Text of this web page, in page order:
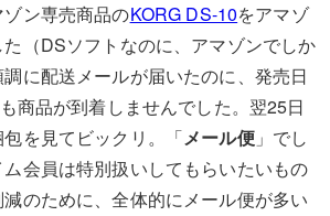
ン専売商品のKORG DS-10をアマゾ
（DSソフトなのに、アマゾンでしか
に配送メールが届いたのに、発売日
商品が到着しませんでした。翌25日
を見てビックリ。「メール便」でし
会員は特別扱いしてもらいたいもの
のために、全体的にメール便が多い